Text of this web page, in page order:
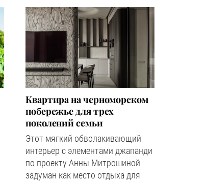
Квартира на черноморском
побережье для трех
поколений семьи
Этот мягкий обволакивающий
интерьер с элементами джапанди
по проекту Анны Митрошиной
задуман как место отдыха для